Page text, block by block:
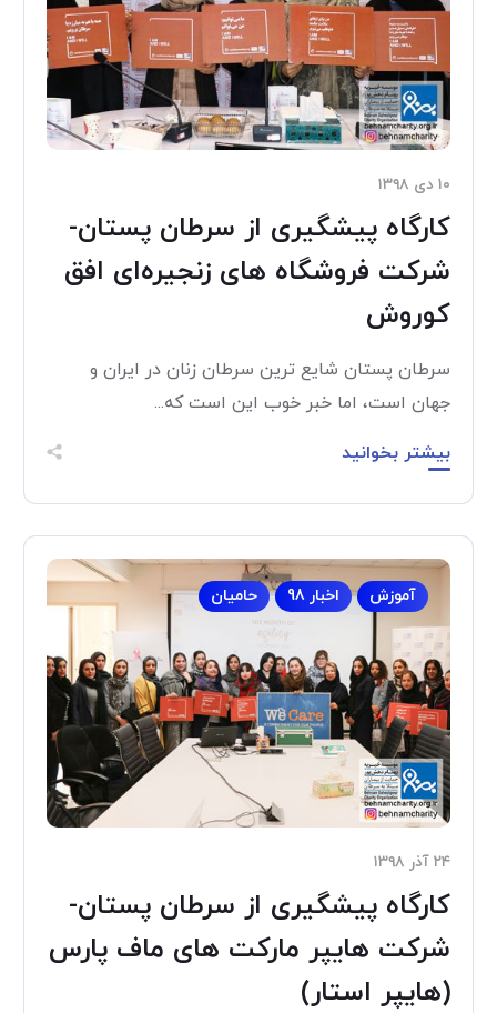
۱۰ دی ۱۳۹۸
کارگاه پیشگیری از سرطان پستان-
شرکت فروشگاه های زنجیره‌ای افق
کوروش
سرطان پستان شایع ترین سرطان زنان در ایران و
جهان است، اما خبر خوب این است که...
بیشتر بخوانید
آموزش اخبار 98 حامیان
۲۴ آذر ۱۳۹۸
کارگاه پیشگیری از سرطان پستان-
شرکت هایپر مارکت های ماف پارس
(هایپر استار)